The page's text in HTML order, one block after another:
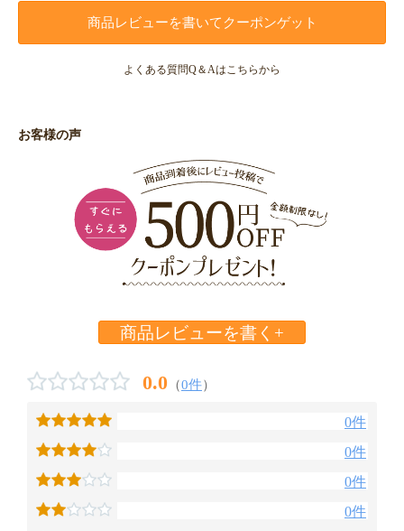
商品レビューを書いてクーポンゲット
よくある質問Q＆Aはこちらから
お客様の声
商品レビューを書く+
0.0 （0件）
0件
0件
0件
0件